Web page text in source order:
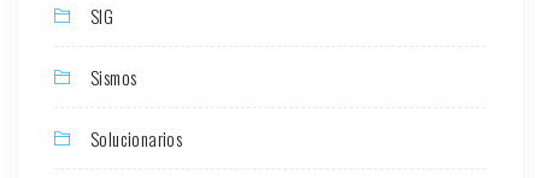
SIG
Sismos
Solucionarios